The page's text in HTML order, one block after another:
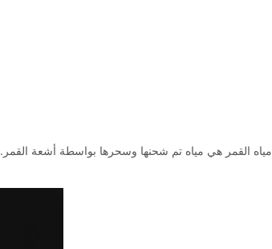
مياه القمر هي مياه تم شحنها وسحرها بواسطة أشعة